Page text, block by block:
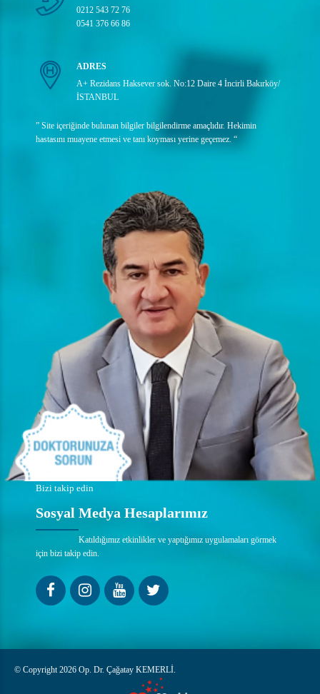
0212 543 72 76
0541 376 66 86
ADRES
A+ Rezidans Haksever sok. No:12 Daire 4 İncirli Bakırköy/
İSTANBUL
” Site içeriğinde bulunan bilgiler bilgilendirme amaçlıdır. Hekimin
hastasını muayene etmesi ve tanı koyması yerine geçemez. “
Bizi takip edin
Sosyal Medya Hesaplarımız
Katıldığımız etkinlikler ve yaptığımız uygulamaları görmek
için bizi takip edin.
© Copyright 2026 Op. Dr. Çağatay KEMERLİ.